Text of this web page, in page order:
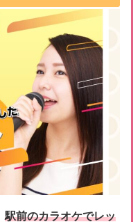
駅前のカラオケでレッ